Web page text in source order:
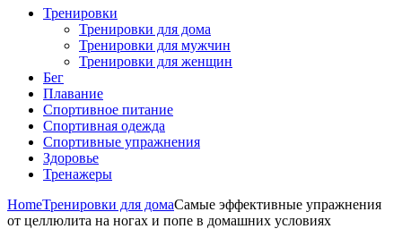
Тренировки
Тренировки для дома
Тренировки для мужчин
Тренировки для женщин
Бег
Плавание
Спортивное питание
Спортивная одежда
Спортивные упражнения
Здоровье
Тренажеры
HomeТренировки для домаСамые эффективные упражнения
от целлюлита на ногах и попе в домашних условиях